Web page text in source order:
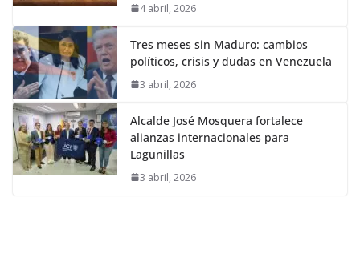
4 abril, 2026
Tres meses sin Maduro: cambios
políticos, crisis y dudas en Venezuela
3 abril, 2026
Alcalde José Mosquera fortalece
alianzas internacionales para
Lagunillas
3 abril, 2026